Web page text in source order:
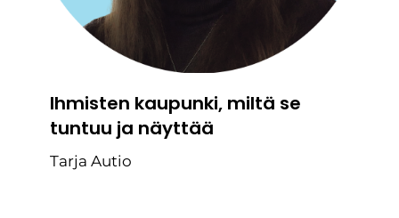
Ihmisten kaupunki, miltä se
tuntuu ja näyttää
Tarja Autio